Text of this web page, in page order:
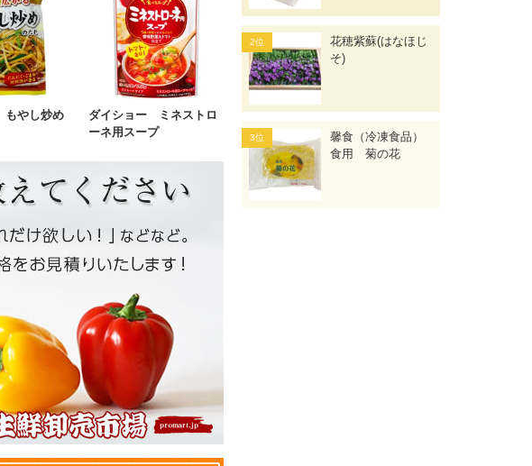
やし炒め
ダイショー ミネストロ
ーネ用スープ
花穂紫蘇(はなほじ
そ)
馨食（冷凍食品）
食用 菊の花